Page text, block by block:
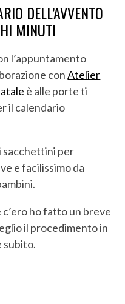
DELL’AVVENTO
MINUTI
l’appuntamento
conAtelier
è alle porte ti
il calendario
per
e facilissimo da
ho fatto un breve
il procedimento in
subito.